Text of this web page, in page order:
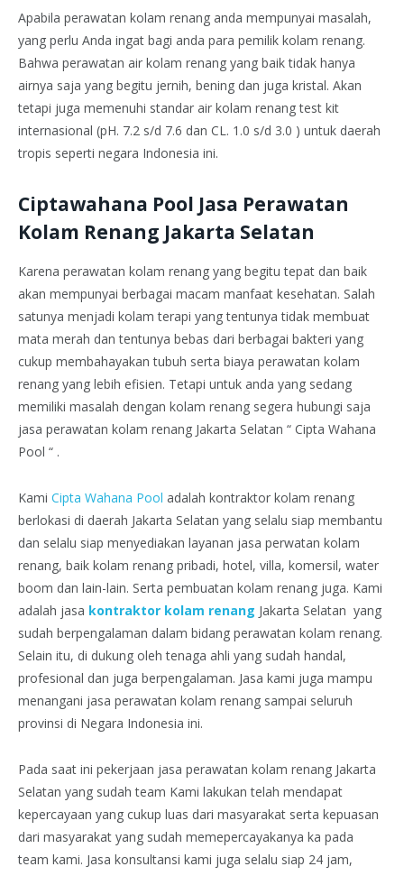
Apabila perawatan kolam renang anda mempunyai masalah,
yang perlu Anda ingat bagi anda para pemilik kolam renang.
Bahwa perawatan air kolam renang yang baik tidak hanya
airnya saja yang begitu jernih, bening dan juga kristal. Akan
tetapi juga memenuhi standar air kolam renang test kit
internasional (pH. 7.2 s/d 7.6 dan CL. 1.0 s/d 3.0 ) untuk daerah
tropis seperti negara Indonesia ini.
Ciptawahana Pool Jasa Perawatan
Kolam Renang Jakarta Selatan
Karena perawatan kolam renang yang begitu tepat dan baik
akan mempunyai berbagai macam manfaat kesehatan. Salah
satunya menjadi kolam terapi yang tentunya tidak membuat
mata merah dan tentunya bebas dari berbagai bakteri yang
cukup membahayakan tubuh serta biaya perawatan kolam
renang yang lebih efisien. Tetapi untuk anda yang sedang
memiliki masalah dengan kolam renang segera hubungi saja
jasa perawatan kolam renang Jakarta Selatan “ Cipta Wahana
Pool “ .
Kami Cipta Wahana Pool adalah kontraktor kolam renang
berlokasi di daerah Jakarta Selatan yang selalu siap membantu
dan selalu siap menyediakan layanan jasa perwatan kolam
renang, baik kolam renang pribadi, hotel, villa, komersil, water
boom dan lain-lain. Serta pembuatan kolam renang juga. Kami
adalah jasa kontraktor kolam renang Jakarta Selatan yang
sudah berpengalaman dalam bidang perawatan kolam renang.
Selain itu, di dukung oleh tenaga ahli yang sudah handal,
profesional dan juga berpengalaman. Jasa kami juga mampu
menangani jasa perawatan kolam renang sampai seluruh
provinsi di Negara Indonesia ini.
Pada saat ini pekerjaan jasa perawatan kolam renang Jakarta
Selatan yang sudah team Kami lakukan telah mendapat
kepercayaan yang cukup luas dari masyarakat serta kepuasan
dari masyarakat yang sudah memepercayakanya ka pada
team kami. Jasa konsultansi kami juga selalu siap 24 jam,